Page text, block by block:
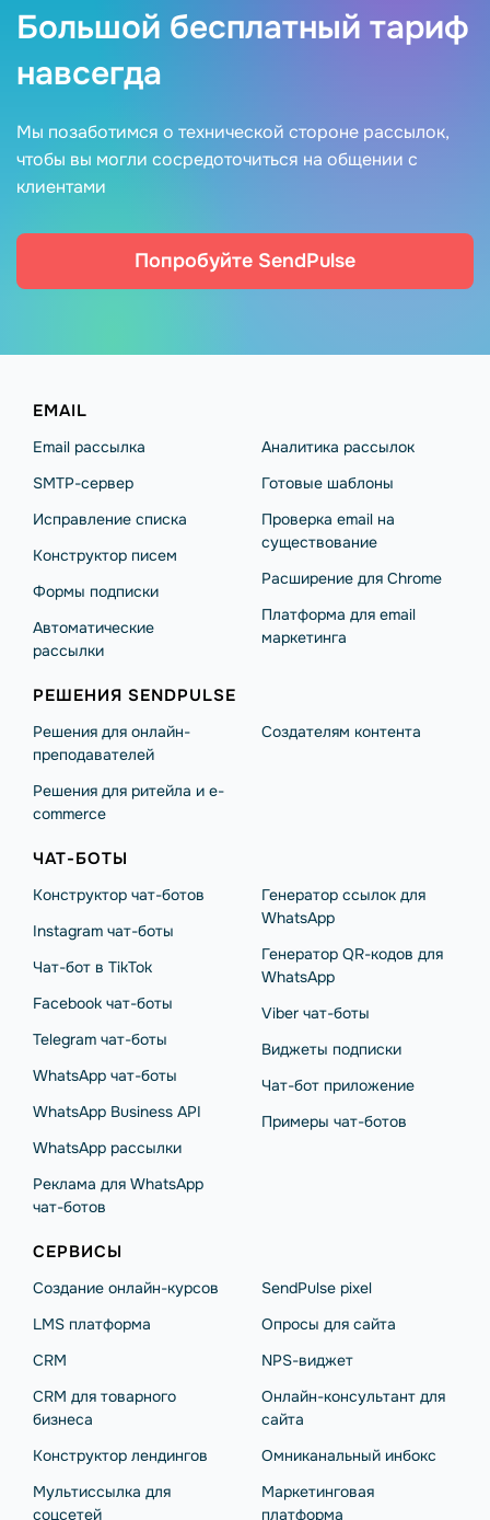
Большой бесплатный тариф
навсегда
Мы позаботимся о технической стороне рассылок,
чтобы вы могли сосредоточиться на общении с
клиентами
Попробуйте SendPulse
EMAIL
Email рассылка
SMTP-сервер
Исправление списка
Конструктор писем
Формы подписки
Автоматические
рассылки
Аналитика рассылок
Готовые шаблоны
Проверка email на
существование
Расширение для Chrome
Платформа для email
маркетинга
РЕШЕНИЯ SENDPULSE
Решения для онлайн-
преподавателей
Решения для ритейла и e-
commerce
Создателям контента
ЧАТ-БОТЫ
Конструктор чат-ботов
Instagram чат-боты
Чат-бот в TikTok
Facebook чат-боты
Telegram чат-боты
WhatsApp чат-боты
WhatsApp Business API
WhatsApp рассылки
Реклама для WhatsApp
чат-ботов
Генератор ссылок для
WhatsApp
Генератор QR-кодов для
WhatsApp
Viber чат-боты
Виджеты подписки
Чат-бот приложение
Примеры чат-ботов
СЕРВИСЫ
Создание онлайн-курсов
LMS платформа
CRM
CRM для товарного
бизнеса
Конструктор лендингов
Мультиссылка для
соцсетей
SendPulse pixel
Опросы для сайта
NPS-виджет
Онлайн-консультант для
сайта
Омниканальный инбокс
Маркетинговая
платформа